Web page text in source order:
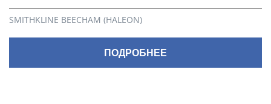
SMITHKLINE BEECHAM (HALEON)
ПОДРОБНЕЕ